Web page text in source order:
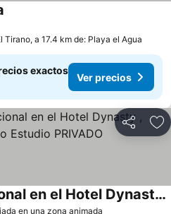
Tirano, a 17.4 km de: Playa el Agua
exactos
Ver precios
Compartir
en una zona animada
Apartamento vacacional en el Hotel Dynasty , Habitación tipo Estudio PRIVADO